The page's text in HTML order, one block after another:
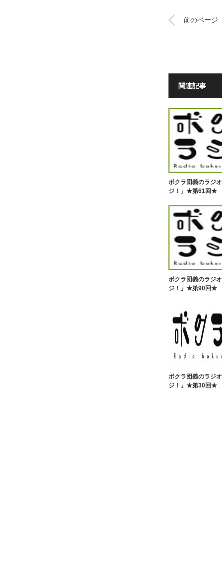
前のページ
関連記事
ボクラ団義のラジ
ジ！」★第61回★
ボクラ団義のラジ
ジ！」★第90回★
ボクラ団義のラジ
ジ！」★第30回★